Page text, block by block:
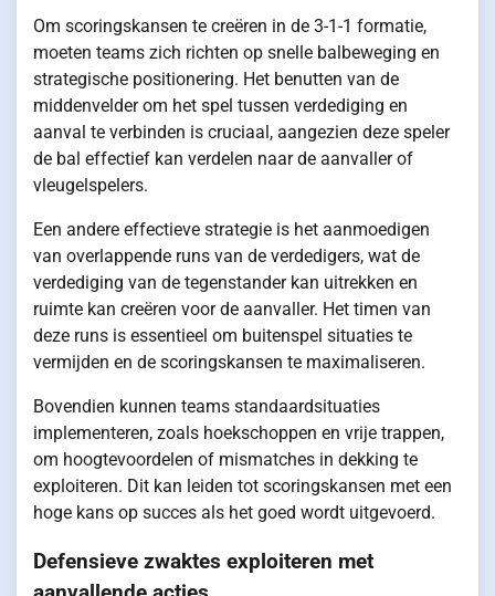
Om scoringskansen te creëren in de 3-1-1 formatie,
moeten teams zich richten op snelle balbeweging en
strategische positionering. Het benutten van de
middenvelder om het spel tussen verdediging en
aanval te verbinden is cruciaal, aangezien deze speler
de bal effectief kan verdelen naar de aanvaller of
vleugelspelers.
Een andere effectieve strategie is het aanmoedigen
van overlappende runs van de verdedigers, wat de
verdediging van de tegenstander kan uitrekken en
ruimte kan creëren voor de aanvaller. Het timen van
deze runs is essentieel om buitenspel situaties te
vermijden en de scoringskansen te maximaliseren.
Bovendien kunnen teams standaardsituaties
implementeren, zoals hoekschoppen en vrije trappen,
om hoogtevoordelen of mismatches in dekking te
exploiteren. Dit kan leiden tot scoringskansen met een
hoge kans op succes als het goed wordt uitgevoerd.
Defensieve zwaktes exploiteren met